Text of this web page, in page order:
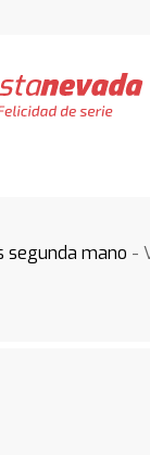
segunda mano -